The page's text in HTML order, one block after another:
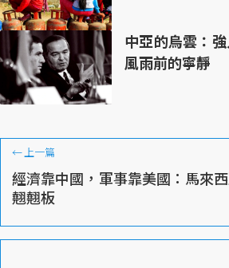
中亞的烏雲：
風雨前的寧靜
←上一篇
經濟靠中國，軍事靠美國：馬來
翹翹板